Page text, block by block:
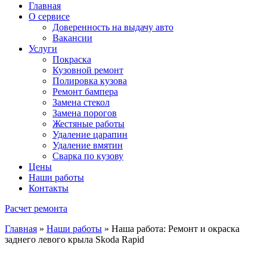
Главная
О сервисе
Доверенность на выдачу авто
Вакансии
Услуги
Покраска
Кузовной ремонт
Полировка кузова
Ремонт бампера
Замена стекол
Замена порогов
Жестяные работы
Удаление царапин
Удаление вмятин
Сварка по кузову
Цены
Наши работы
Контакты
Расчет ремонта
Главная » Наши работы » Наша работа: Ремонт и окраска
заднего левого крыла Skoda Rapid